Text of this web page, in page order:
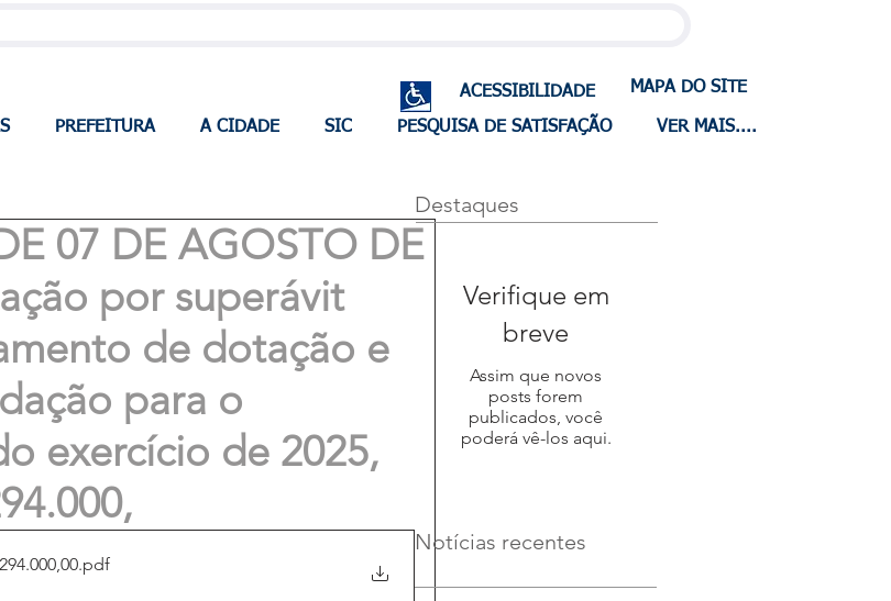
ACESSIBILIDADE MAPA DO SITE
PREFEITURA A CIDADE SIC PESQUISA DE SATISFAÇÃO VER MAIS....
07 DE AGOSTO DE
por superávit
de dotação e
para o
exercício de 2025,
.pdf
Destaques
Verifique em
breve
Assim que novos
posts forem
publicados, você
poderá vê-los aqui.
Notícias recentes